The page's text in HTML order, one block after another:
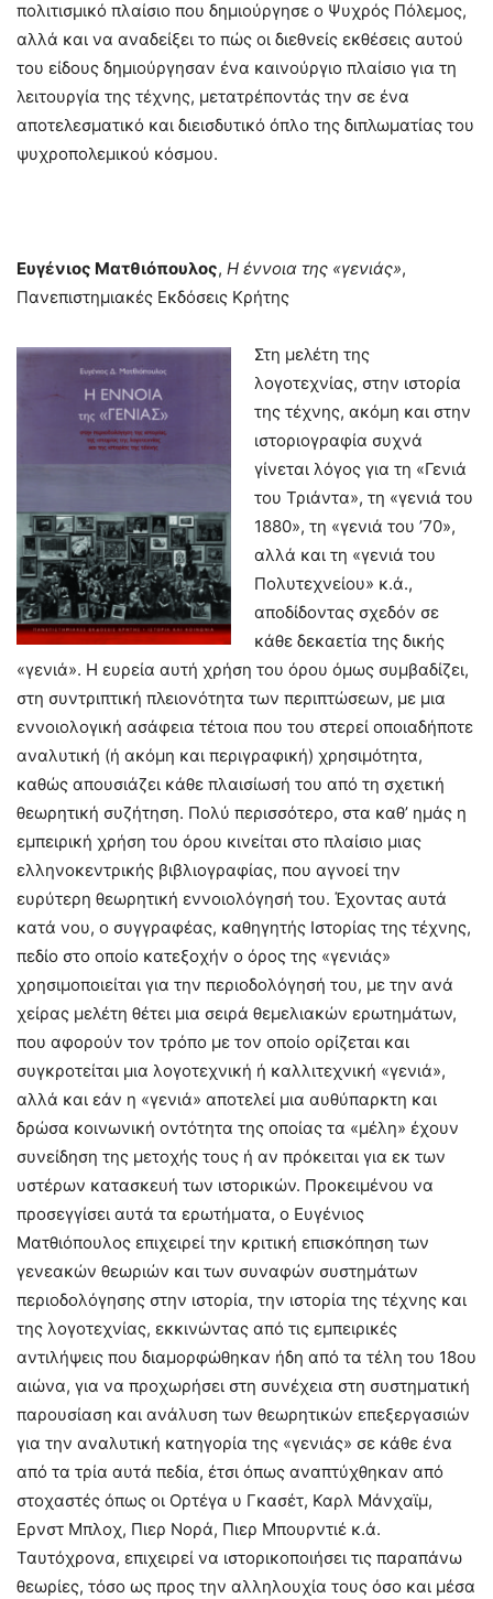
πολιτισμικό πλαίσιο που δημιούργησε ο Ψυχρός Πόλεμος,
αλλά και να αναδείξει το πώς οι διεθνείς εκθέσεις αυτού
του είδους δημιούργησαν ένα καινούργιο πλαίσιο για τη
λειτουργία της τέχνης, μετατρέποντάς την σε ένα
αποτελεσματικό και διεισδυτικό όπλο της διπλωματίας του
ψυχροπολεμικού κόσμου.
Ευγένιος Ματθιόπουλος, Η έννοια της «γενιάς»,
Πανεπιστημιακές Εκδόσεις Κρήτης
Στη μελέτη της
λογοτεχνίας, στην ιστορία
της τέχνης, ακόμη και στην
ιστοριογραφία συχνά
γίνεται λόγος για τη «Γενιά
του Τριάντα», τη «γενιά του
1880», τη «γενιά του ’70»,
αλλά και τη «γενιά του
Πολυτεχνείου» κ.ά.,
αποδίδοντας σχεδόν σε
κάθε δεκαετία της δικής
«γενιά». Η ευρεία αυτή χρήση του όρου όμως συμβαδίζει,
στη συντριπτική πλειονότητα των περιπτώσεων, με μια
εννοιολογική ασάφεια τέτοια που του στερεί οποιαδήποτε
αναλυτική (ή ακόμη και περιγραφική) χρησιμότητα,
καθώς απουσιάζει κάθε πλαισίωσή του από τη σχετική
θεωρητική συζήτηση. Πολύ περισσότερο, στα καθ’ ημάς η
εμπειρική χρήση του όρου κινείται στο πλαίσιο μιας
ελληνοκεντρικής βιβλιογραφίας, που αγνοεί την
ευρύτερη θεωρητική εννοιολόγησή του. Έχοντας αυτά
κατά νου, ο συγγραφέας, καθηγητής Ιστορίας της τέχνης,
πεδίο στο οποίο κατεξοχήν ο όρος της «γενιάς»
χρησιμοποιείται για την περιοδολόγησή του, με την ανά
χείρας μελέτη θέτει μια σειρά θεμελιακών ερωτημάτων,
που αφορούν τον τρόπο με τον οποίο ορίζεται και
συγκροτείται μια λογοτεχνική ή καλλιτεχνική «γενιά»,
αλλά και εάν η «γενιά» αποτελεί μια αυθύπαρκτη και
δρώσα κοινωνική οντότητα της οποίας τα «μέλη» έχουν
συνείδηση της μετοχής τους ή αν πρόκειται για εκ των
υστέρων κατασκευή των ιστορικών. Προκειμένου να
προσεγγίσει αυτά τα ερωτήματα, ο Ευγένιος
Ματθιόπουλος επιχειρεί την κριτική επισκόπηση των
γενεακών θεωριών και των συναφών συστημάτων
περιοδολόγησης στην ιστορία, την ιστορία της τέχνης και
της λογοτεχνίας, εκκινώντας από τις εμπειρικές
αντιλήψεις που διαμορφώθηκαν ήδη από τα τέλη του 18ου
αιώνα, για να προχωρήσει στη συνέχεια στη συστηματική
παρουσίαση και ανάλυση των θεωρητικών επεξεργασιών
για την αναλυτική κατηγορία της «γενιάς» σε κάθε ένα
από τα τρία αυτά πεδία, έτσι όπως αναπτύχθηκαν από
στοχαστές όπως οι Ορτέγα υ Γκασέτ, Καρλ Μάνχαϊμ,
Ερνστ Μπλοχ, Πιερ Νορά, Πιερ Μπουρντιέ κ.ά.
Ταυτόχρονα, επιχειρεί να ιστορικοποιήσει τις παραπάνω
θεωρίες, τόσο ως προς την αλληλουχία τους όσο και μέσα